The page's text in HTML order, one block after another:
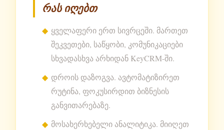
რას იღებთ
ყველაფერი ერთ სივრცეში. მართეთ
შეკვეთები, საწყობი, კომუნიკაციები
სხვადასხვა არხიდან KeyCRM-ში.
დროის დაზოგვა. ავტომატიზირეთ
რუტინა, ფოკუსირდით ბიზნესის
განვითარებაზე.
მოსახერხებელი ანალიტიკა. მიიღეთ